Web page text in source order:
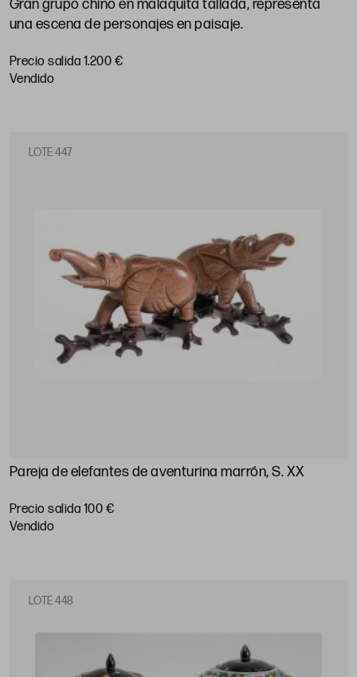
Gran grupo chino en malaquita tallada, representa
una escena de personajes en paisaje.
Precio salida 1.200 €
vendido
LOTE 447
Pareja de elefantes de aventurina marrón, S. XX
Precio salida 100 €
vendido
LOTE 448